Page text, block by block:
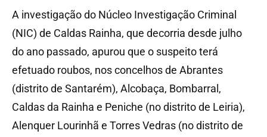
A investigação do Núcleo Investigação Criminal
(NIC) de Caldas Rainha, que decorria desde julho
do ano passado, apurou que o suspeito terá
efetuado roubos, nos concelhos de Abrantes
(distrito de Santarém), Alcobaça, Bombarral,
Caldas da Rainha e Peniche (no distrito de Leiria),
Alenquer Lourinhã e Torres Vedras (no distrito de